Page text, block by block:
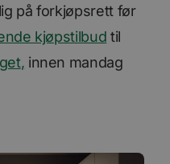
på forkjøpsrett før
kjøpstilbud til
, innen mandag